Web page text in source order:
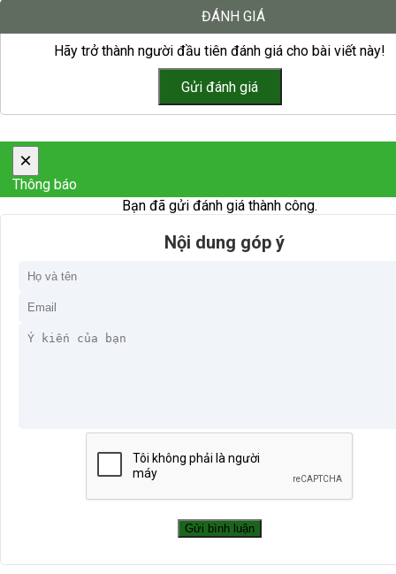
ĐÁNH GIÁ
Hãy trở thành người đầu tiên đánh giá cho bài viết này!
×
Thông báo
Bạn đã gửi đánh giá thành công.
Nội dung góp ý